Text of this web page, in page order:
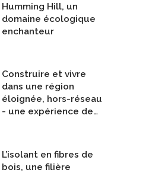
Humming Hill, un
domaine écologique
enchanteur
Construire et vivre
dans une région
éloignée, hors-réseau
- une expérience de…
L’isolant en fibres de
bois, une filière
De DCC Solutions